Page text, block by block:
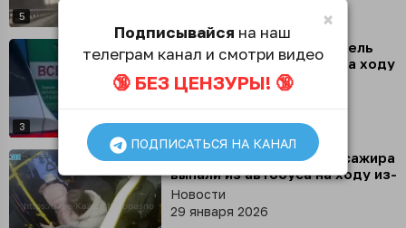
5
3 0:43
⁣ Владивостокский водитель
потушил загоревшийся на ходу
автобус голыми руками, а
затем продолжил свой рейс
Новости
⁣ В Казани утром два пассажира
выпали из автобуса на ходу из-
за открытой двери
Новости
29 января 2026
×
Подписывайся на наш
телеграм канал и смотри видео
🔞 БЕЗ ЦЕНЗУРЫ! 🔞
ПОДПИСАТЬСЯ НА КАНАЛ